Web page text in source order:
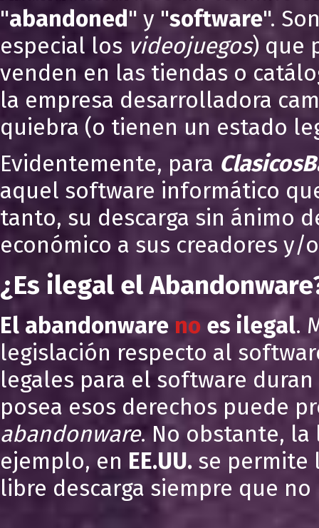
"abandoned" y "software".
especial los videojuegos) que
venden en las tiendas o
la empresa desarrolladora
quiebra (o tienen un estado
Evidentemente, para
aquel software informático
tanto, su descarga sin ánimo
económico a sus creadores y/
¿Es ilegal el
El abandonware no es ilegal.
legislación respecto al
legales para el software
posea esos derechos puede
abandonware. No obstante, la
ejemplo, en EE.UU. se permite
libre descarga siempre que